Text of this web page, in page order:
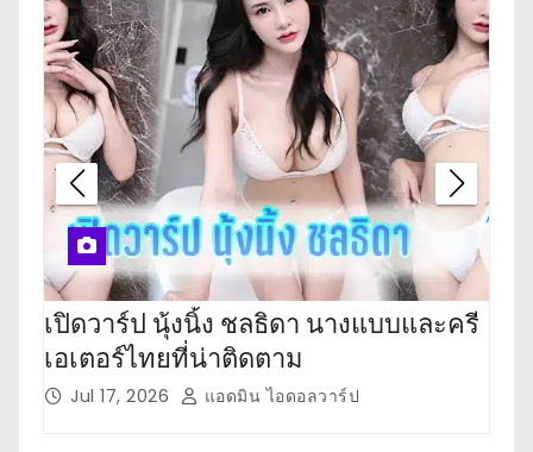
เปิดวาร์ป นุ้งนิ้ง ชลธิดา นางแบบและครี
เอเตอร์ไทยที่น่าติดตาม
Jul 17, 2026 แอดมิน ไอดอลวาร์ป